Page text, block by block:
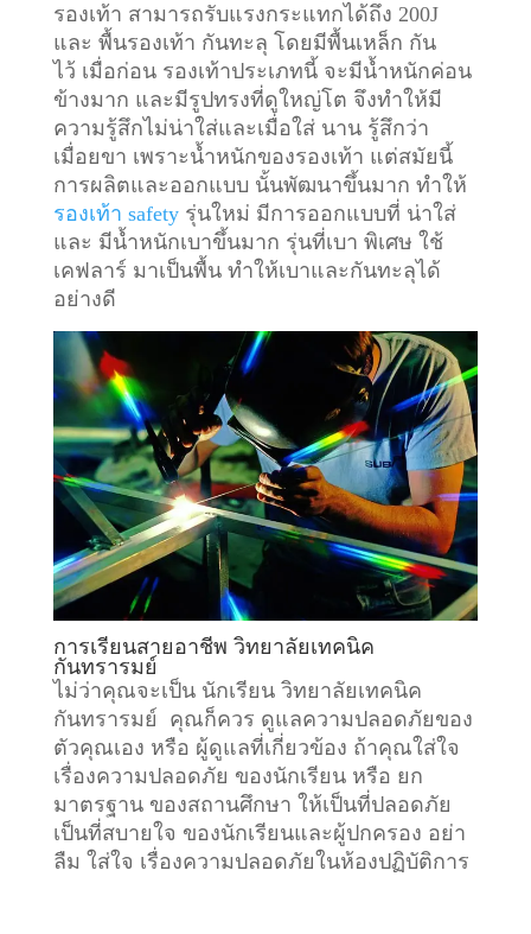
รองเท้า สามารถรับแรงกระแทกได้ถึง 200J
และ พื้นรองเท้า กันทะลุ โดยมีพื้นเหล็ก กัน
ไว้ เมื่อก่อน รองเท้าประเภทนี้ จะมีน้ำหนักค่อน
ข้างมาก และมีรูปทรงที่ดูใหญ่โต จึงทำให้มี
ความรู้สึกไม่น่าใส่และเมื่อใส่ นาน รู้สึกว่า
เมื่อยขา เพราะน้ำหนักของรองเท้า แต่สมัยนี้
การผลิตและออกแบบ นั้นพัฒนาขึ้นมาก ทำให้
รองเท้า safetyรุ่นใหม่ มีการออกแบบที่ น่าใส่
และ มีน้ำหนักเบาขึ้นมาก รุ่นที่เบา พิเศษ ใช้
เคฟลาร์ มาเป็นพื้น ทำให้เบาและกันทะลุได้
อย่างดี
การเรียนสายอาชีพ วิทยาลัยเทคนิค
กันทรารมย์
ไม่ว่าคุณจะเป็น นักเรียน วิทยาลัยเทคนิค
กันทรารมย์ คุณก็ควร ดูแลความปลอดภัยของ
ตัวคุณเอง หรือ ผู้ดูแลที่เกี่ยวข้อง ถ้าคุณใส่ใจ
เรื่องความปลอดภัย ของนักเรียน หรือ ยก
มาตรฐาน ของสถานศึกษา ให้เป็นที่ปลอดภัย
เป็นที่สบายใจ ของนักเรียนและผู้ปกครอง อย่า
ลืม ใส่ใจ เรื่องความปลอดภัยในห้องปฏิบัติการ